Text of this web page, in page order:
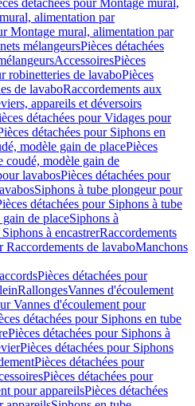
détachées pour Montage mural,
alimentation par
Montage mural, alimentation par
mélangeursPièces détachées
AccessoiresPièces
robinetteries de lavaboPièces
de lavaboRaccordements aux
appareils et déversoirs
détachées pour Vidages pour
détachées pour Siphons en
modèle gain de placePièces
coudé, modèle gain de
lavabosPièces détachées pour
Siphons à tube plongeur pour
détachées pour Siphons à tube
de placeSiphons à
à encastrerRaccordements
Raccordements de lavaboManchons
Pièces détachées pour
RallongesVannes d'écoulement
Vannes d'écoulement pour
détachées pour Siphons en tube
Pièces détachées pour Siphons à
Pièces détachées pour Siphons
Pièces détachées pour
Pièces détachées pour
pour appareilsPièces détachées